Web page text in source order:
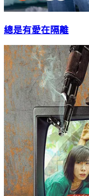
總是有愛在隔離